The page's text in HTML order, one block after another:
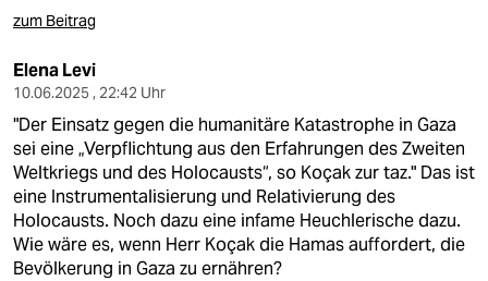
zum Beitrag
Elena Levi
10.06.2025 , 22:42 Uhr
"Der Einsatz gegen die humanitäre Katastrophe in Gaza
sei eine „Verpflichtung aus den Erfahrungen des Zweiten
Weltkriegs und des Holocausts“, so Koçak zur taz." Das ist
eine Instrumentalisierung und Relativierung des
Holocausts. Noch dazu eine infame Heuchlerische dazu.
Wie wäre es, wenn Herr Koçak die Hamas auffordert, die
Bevölkerung in Gaza zu ernähren?